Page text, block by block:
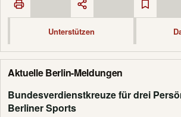
Unterstützen
Aktuelle Berlin-Meldungen
Bundesverdienstkreuze für drei
Berliner Sports